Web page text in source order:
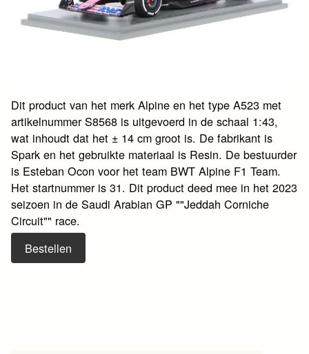
Dit product van het merk Alpine en het type A523 met
artikelnummer S8568 is uitgevoerd in de schaal 1:43,
wat inhoudt dat het ± 14 cm groot is. De fabrikant is
Spark en het gebruikte materiaal is Resin. De bestuurder
is Esteban Ocon voor het team BWT Alpine F1 Team.
Het startnummer is 31. Dit product deed mee in het 2023
seizoen in de Saudi Arabian GP ""Jeddah Corniche
Circuit"" race.
Bestellen